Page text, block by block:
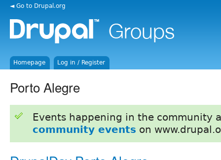
◄ Go to Drupal.org
Homepage Log in / Register
Porto Alegre
Events happening in the community
community events on